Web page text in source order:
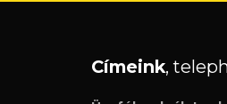
Címeink,